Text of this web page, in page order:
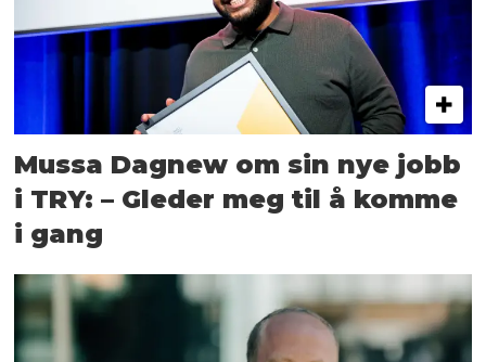
Mussa Dagnew om sin nye jobb
i TRY: – Gleder meg til å komme
i gang